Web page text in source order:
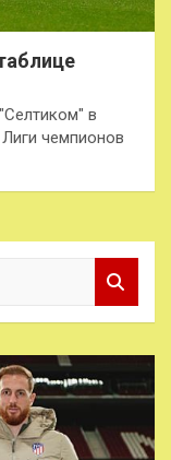
в
Лиги чемпионов